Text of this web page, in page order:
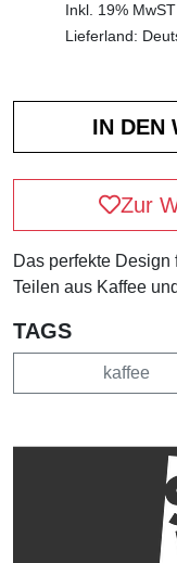
Inkl. 19% MwST
Lieferland:
Zur
Das perfekte
Teilen aus Kaffee
TAGS
kaffee